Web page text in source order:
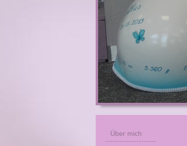
Über mich